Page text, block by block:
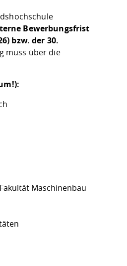
Bewerbungsfrist
bzw. der 30.
muss über die
Maschinenbau